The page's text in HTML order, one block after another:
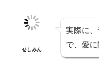
せしみん
実際に
で、愛に